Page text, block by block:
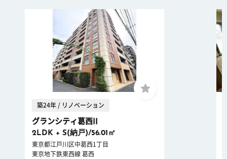
築24年 / リノベーション
グランシティ葛西II
2LDK + S(納戸)/56.01㎡
東京都江戸川区中葛西1丁目
東京地下鉄東西線 葛西